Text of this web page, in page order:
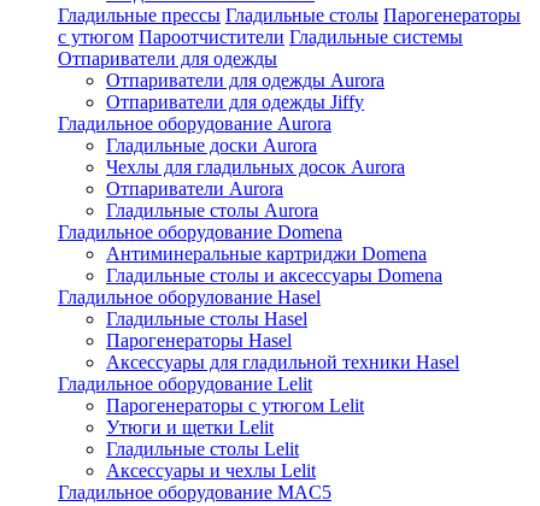
Гладильные прессы Гладильные столы Парогенераторы
с утюгом Пароотчистители Гладильные системы
Отпариватели для одежды
Отпариватели для одежды Aurora
Отпариватели для одежды Jiffy
Гладильное оборудование Aurora
Гладильные доски Aurora
Чехлы для гладильных досок Aurora
Отпариватели Aurora
Гладильные столы Aurora
Гладильное оборудование Domena
Антиминеральные картриджи Domena
Гладильные столы и аксессуары Domena
Гладильное оборулование Hasel
Гладильные столы Hasel
Парогенераторы Hasel
Аксессуары для гладильной техники Hasel
Гладильное оборудование Lelit
Парогенераторы с утюгом Lelit
Утюги и щетки Lelit
Гладильные столы Lelit
Аксессуары и чехлы Lelit
Гладильное оборудование MAC5